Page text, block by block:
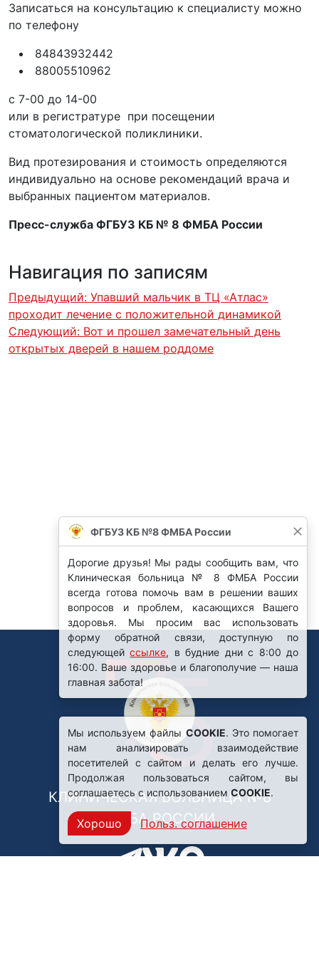
Записаться на консультацию к специалисту можно
по телефону
84843932442
88005510962
с 7-00 до 14-00
или в регистратуре при посещении
стоматологической поликлиники.
Вид протезирования и стоимость определяются
индивидуально на основе рекомендаций врача и
выбранных пациентом материалов.
Пресс-служба ФГБУЗ КБ № 8 ФМБА России
Навигация по записям
Предыдущий: Упавший мальчик в ТЦ «Атлас»
проходит лечение с положительной динамикой
Следующий: Вот и прошел замечательный день
открытых дверей в нашем роддоме
КЛИНИЧЕСКАЯ БОЛЬНИЦА №8
ФМБА РОССИИ
Мы используем файлы COOKIE. Это помогает
нам анализировать взаимодействие
посетителей с сайтом и делать его лучше.
Продолжая пользоваться сайтом, вы
соглашаетесь с использованиемCOOKIE.
Хорошо Польз. соглашение